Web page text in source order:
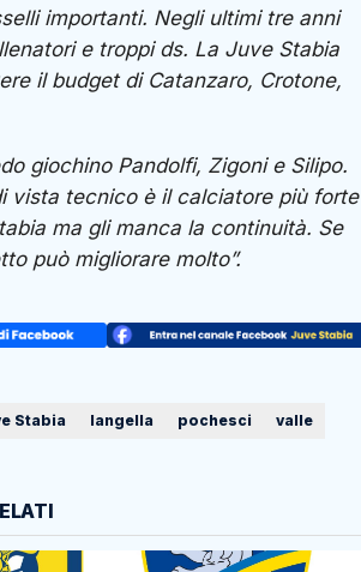
importanti. Negli ultimi tre anni
e troppi ds. La Juve Stabia
il budget di Catanzaro, Crotone,
giochino Pandolfi, Zigoni e Silipo.
vista tecnico è il calciatore più forte
ma gli manca la continuità. Se
può migliorare molto”.
Stabia langella pochesci valle